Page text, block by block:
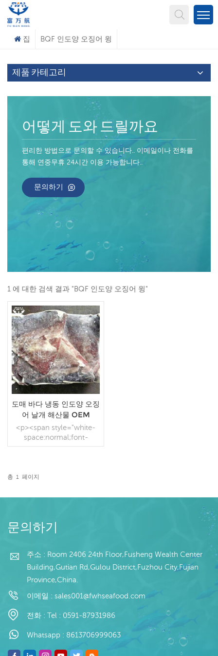
집 BQF 인도양 오징어 윙
제품 카테고리
어떻게 도와 드릴까요
편리한 방법으로 문의할 수 있습니다.. 이메일이나 전화를
통해 연중무휴 24시간 이용 가능합니다..
문의하기
1 에 대한 검색 결과 "BQF 인도양 오징어 윙"
도매 바다 냉동 인도양 오징
어 날개 해산물 OEM
<p><span style="white-
space:normal;font-
family:Microsoft YaHei;">
space:normal;font-
</ span><span
family:Microsoft YaHei;">
이름:</span>인도양 오징
style="white-
space:normal;"> 사양 : 고
객 사양 </p><p
style="white-
space:normal;"> 공정: 스
40%(맞춤형)<br /> 포장:
1kg / 백, 10kg / 우븐 백 (사
용자 정의 가능) </p><p
space:normal;"> 판매 모
총 1 페이지
문의하기
주소 : Room 2406 24th Floor,Fusheng Wealth Center
Building,Gutian Rd,Gulou District,Fuzhou City,Fujian
Province,China.
이메일 : sales001@fwhseafood.com
전화 : Tel : 0591-87931986
Whatsapp : 8613706999063